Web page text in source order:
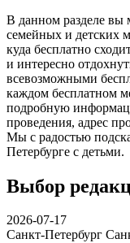
В данном разделе вы
семейных и детских
куда бесплатно
и интересно
всевозможными
каждом бесплатном
подробную
проведения, адрес
Мы с радостью
Петербурге с детьми.
Выбор
2026-07-17
Санкт-Петербург